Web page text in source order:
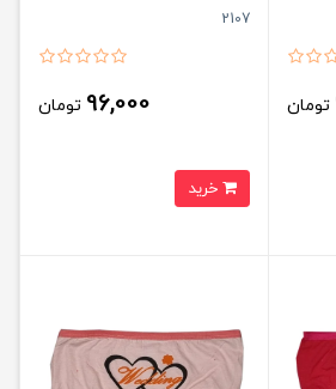
تومان
2107
96,000 تومان